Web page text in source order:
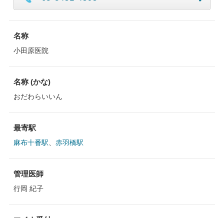
名称
小田原医院
名称 (かな)
おだわらいいん
最寄駅
麻布十番駅 赤羽橋駅
管理医師
行岡 紀子